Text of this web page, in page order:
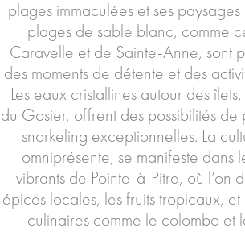
plages immaculées et ses paysages
plages de sable blanc, comme
Caravelle et de Sainte-Anne, sont
des moments de détente et des
Les eaux cristallines autour des
du Gosier, offrent des possibilités
snorkeling exceptionnelles. La
omniprésente, se manifeste dans
vibrants de Pointe-à-Pitre, où l’on
épices locales, les fruits tropicaux,
culinaires comme le colombo et